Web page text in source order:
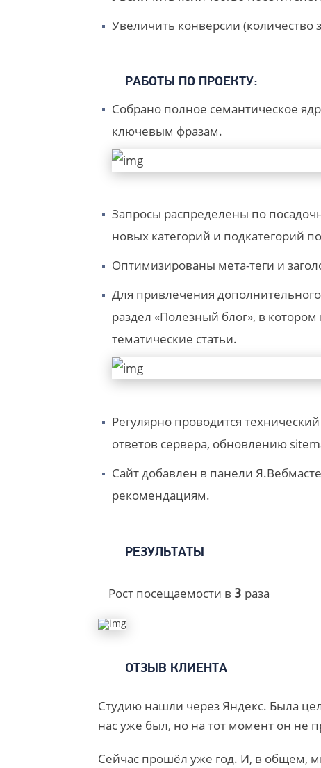
Увеличить конверсии (количество
РАБОТЫ ПО ПРОЕКТУ:
Собрано полное семантическое
ключевым фразам.
Запросы распределены по
новых категорий и подкатегорий
Оптимизированы мета-теги и
Для привлечения
раздел «Полезный блог», в
тематические статьи.
Регулярно проводится
ответов сервера, обновлению
Сайт добавлен в панели
рекомендациям.
РЕЗУЛЬТАТЫ
Рост посещаемости в 3 раза
ОТЗЫВ КЛИЕНТА
Студию нашли через Яндекс. Была
нас уже был, но на тот момент он не
Сейчас прошёл уже год. И, в общем,